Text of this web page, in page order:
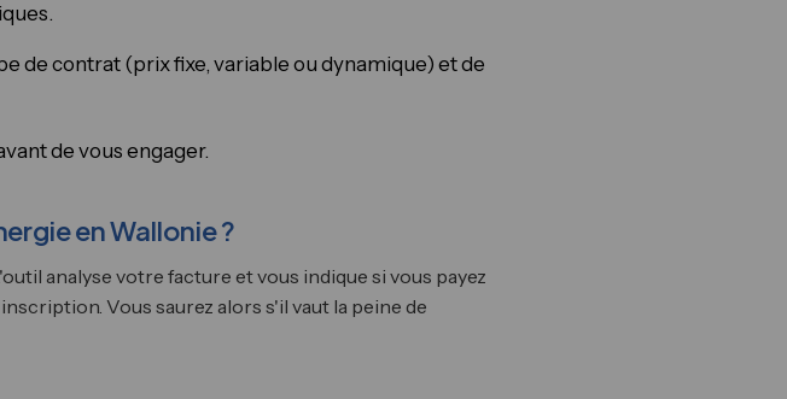
de contrat (prix fixe, variable ou dynamique) et de
de vous engager.
en Wallonie ?
analyse votre facture et vous indique si vous payez
Vous saurez alors s'il vaut la peine de